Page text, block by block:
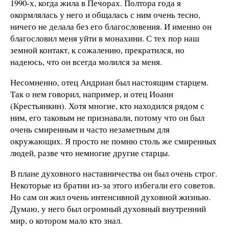
1990-х, когда жила в Печорах. Полтора года я
окормлялась у него и общалась с ним очень тесно,
ничего не делала без его благословения. И именно он
благословил меня уйти в монахини. С тех пор наш
земной контакт, к сожалению, прекратился, но
надеюсь, что он всегда молился за меня.
Несомненно, отец Андриан был настоящим старцем.
Так о нем говорил, например, и отец Иоанн
(Крестьянкин). Хотя многие, кто находился рядом с
ним, его таковым не признавали, потому что он был
очень смиренным и часто незаметным для
окружающих. Я просто не помню столь же смиренных
людей, разве что немногие другие старцы.
В плане духовного наставничества он был очень строг.
Некоторые из братии из-за этого избегали его советов.
Но сам он жил очень интенсивной духовной жизнью.
Думаю, у него был огромный духовный внутренний
мир, о котором мало кто знал.